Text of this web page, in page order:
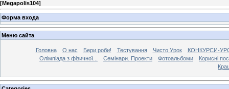
[Megapolis104]
Форма входа
Меню сайта
Головна О нас Бери,роби! Тестування Чисто Урок
КОНКУРСИ-
Олімпіада з фізичної...
Семінари. Проекти Фотоальбоми
Корисні